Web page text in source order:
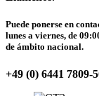
Puede ponerse en
lunes a viernes, de
de ámbito nacional.
+49 (0) 6441 7809-